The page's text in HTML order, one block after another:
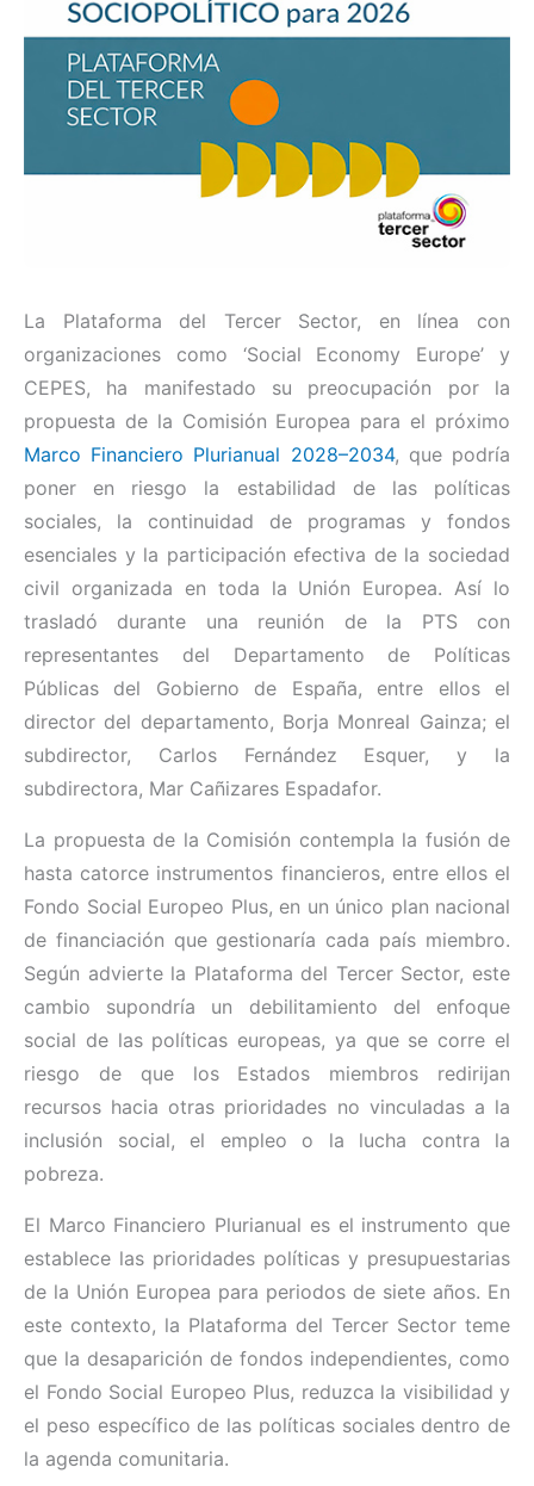
La Plataforma del Tercer Sector, en línea con
organizaciones como ‘Social Economy Europe’ y
CEPES, ha manifestado su preocupación por la
propuesta de la Comisión Europea para el próximo
Marco Financiero Plurianual 2028–2034, que podría
poner en riesgo la estabilidad de las políticas
sociales, la continuidad de programas y fondos
esenciales y la participación efectiva de la sociedad
civil organizada en toda la Unión Europea. Así lo
trasladó durante una reunión de la PTS con
representantes del Departamento de Políticas
Públicas del Gobierno de España, entre ellos el
director del departamento, Borja Monreal Gainza; el
subdirector, Carlos Fernández Esquer, y la
subdirectora, Mar Cañizares Espadafor.
La propuesta de la Comisión contempla la fusión de
hasta catorce instrumentos financieros, entre ellos el
Fondo Social Europeo Plus, en un único plan nacional
de financiación que gestionaría cada país miembro.
Según advierte la Plataforma del Tercer Sector, este
cambio supondría un debilitamiento del enfoque
social de las políticas europeas, ya que se corre el
riesgo de que los Estados miembros redirijan
recursos hacia otras prioridades no vinculadas a la
inclusión social, el empleo o la lucha contra la
pobreza.
El Marco Financiero Plurianual es el instrumento que
establece las prioridades políticas y presupuestarias
de la Unión Europea para periodos de siete años. En
este contexto, la Plataforma del Tercer Sector teme
que la desaparición de fondos independientes, como
el Fondo Social Europeo Plus, reduzca la visibilidad y
el peso específico de las políticas sociales dentro de
la agenda comunitaria.